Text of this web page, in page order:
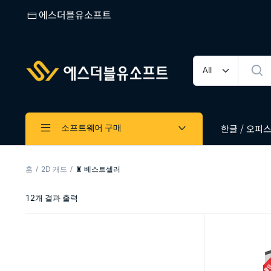
에스더블유소프트
소프트웨어 구매 한글 / 오피
홈 2D 캐드 ♜ 베스트셀러
12개 결과 출력